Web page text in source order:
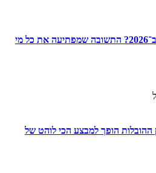
האם מחירי ההובלות יעלו שוב ב־2026? התשובה שמפתיעה את כל מי
ההובלות הופך למבצע הכי לוהט של